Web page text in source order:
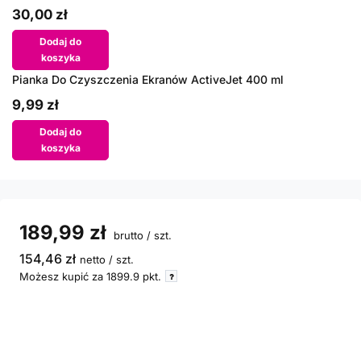
30,00 zł
Dodaj do
koszyka
Pianka Do Czyszczenia Ekranów ActiveJet 400 ml
9,99 zł
Dodaj do
koszyka
189,99 zł brutto / szt.
154,46 zł netto / szt.
Możesz kupić za 1899.9 pkt.